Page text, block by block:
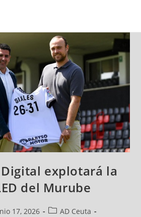
explotará la
del Murube
17, 2026
AD Ceuta